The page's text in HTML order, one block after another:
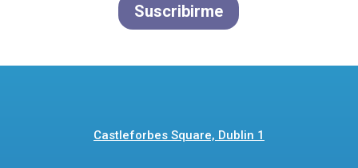
Suscribirme
Castleforbes Square, Dublin 1